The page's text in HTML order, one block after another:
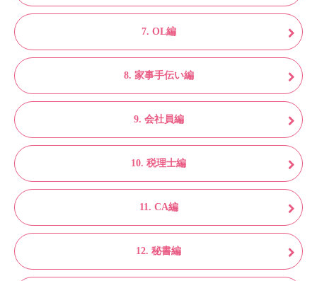
7. OL編
8. 家事手伝い編
9. 会社員編
10. 税理士編
11. CA編
12. 秘書編